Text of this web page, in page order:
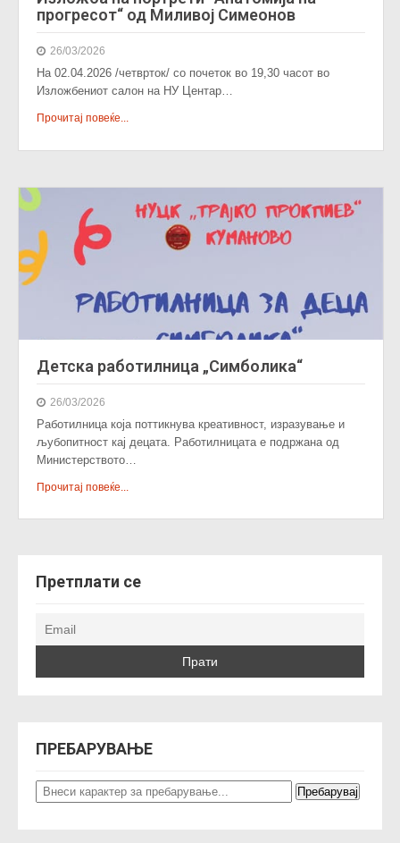
прогресот“ од Миливој Симеонов
26/03/2026
На 02.04.2026 /четврток/ со почеток во 19,30 часот во
Изложбениот салон на НУ Центар…
Прочитај повеќе...
Детска работилница „Симболика“
26/03/2026
Работилница која поттикнува креативност, изразување и
љубопитност кај децата. Работилницата е подржана од
Министерството…
Прочитај повеќе...
Претплати се
ПРЕБАРУВАЊЕ